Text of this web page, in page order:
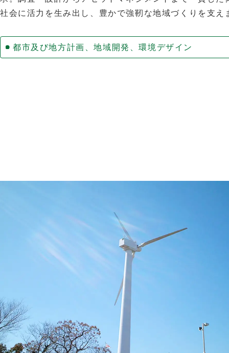
社会に活力を生み出し、豊かで強靭な地域づくりを支え
都市及び地方計画、地域開発、環境デザイン